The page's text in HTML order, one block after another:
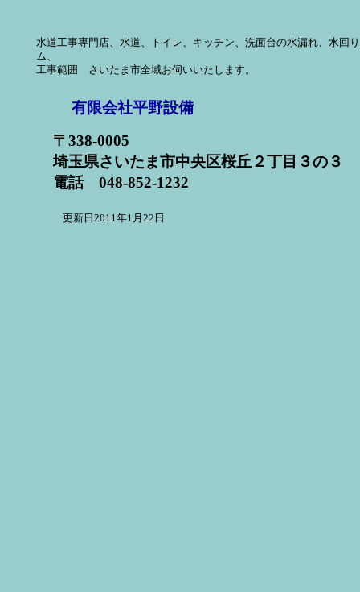
水道工事専門店、水道、トイレ、キッチン、洗面台の水漏れ、水回
ム、
工事範囲 さいたま市全域お伺いいたします。
有限会社平野設備
〒338-0005
埼玉県さいたま市中央区桜丘２丁目３の３
電話 048-852-1232
更新日2011年1月22日